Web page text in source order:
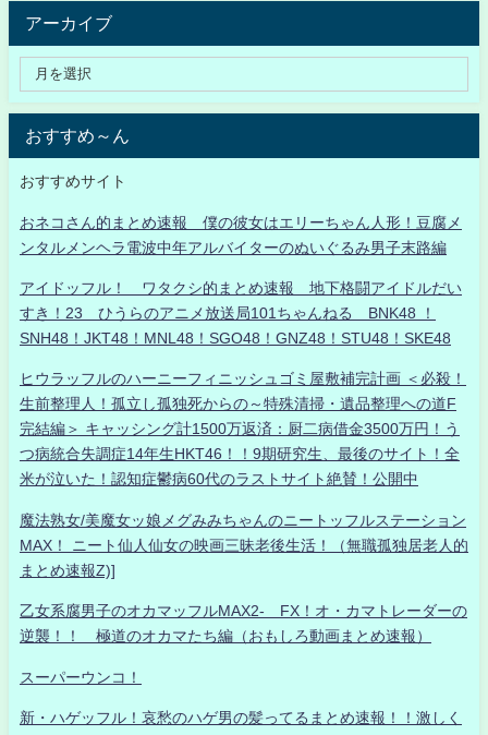
アーカイブ
おすすめ～ん
おすすめサイト
おネコさん的まとめ速報 僕の彼女はエリーちゃん人形！豆腐メ
ンタルメンヘラ電波中年アルバイターのぬいぐるみ男子末路編
アイドッフル！ ワタクシ的まとめ速報 地下格闘アイドルだい
すき！23 ひうらのアニメ放送局101ちゃんねる BNK48 ！
SNH48！JKT48！MNL48！SGO48！GNZ48！STU48！SKE48
ヒウラッフルのハーニーフィニッシュゴミ屋敷補完計画 ＜必殺！
生前整理人！孤立し孤独死からの～特殊清掃・遺品整理への道F
完結編＞ キャッシング計1500万返済：厨二病借金3500万円！う
つ病統合失調症14年生HKT46！！9期研究生、最後のサイト！全
米が泣いた！認知症鬱病60代のラストサイト絶賛！公開中
魔法熟女/美魔女ッ娘メグみみちゃんのニートッフルステーション
MAX！ ニート仙人仙女の映画三昧老後生活！（無職孤独居老人的
まとめ速報Z)]
乙女系腐男子のオカマッフルMAX2- FX！オ・カマトレーダーの
逆襲！！ 極道のオカマたち編（おもしろ動画まとめ速報）
スーパーウンコ！
新・ハゲッフル！哀愁のハゲ男の髪ってるまとめ速報！！激しく